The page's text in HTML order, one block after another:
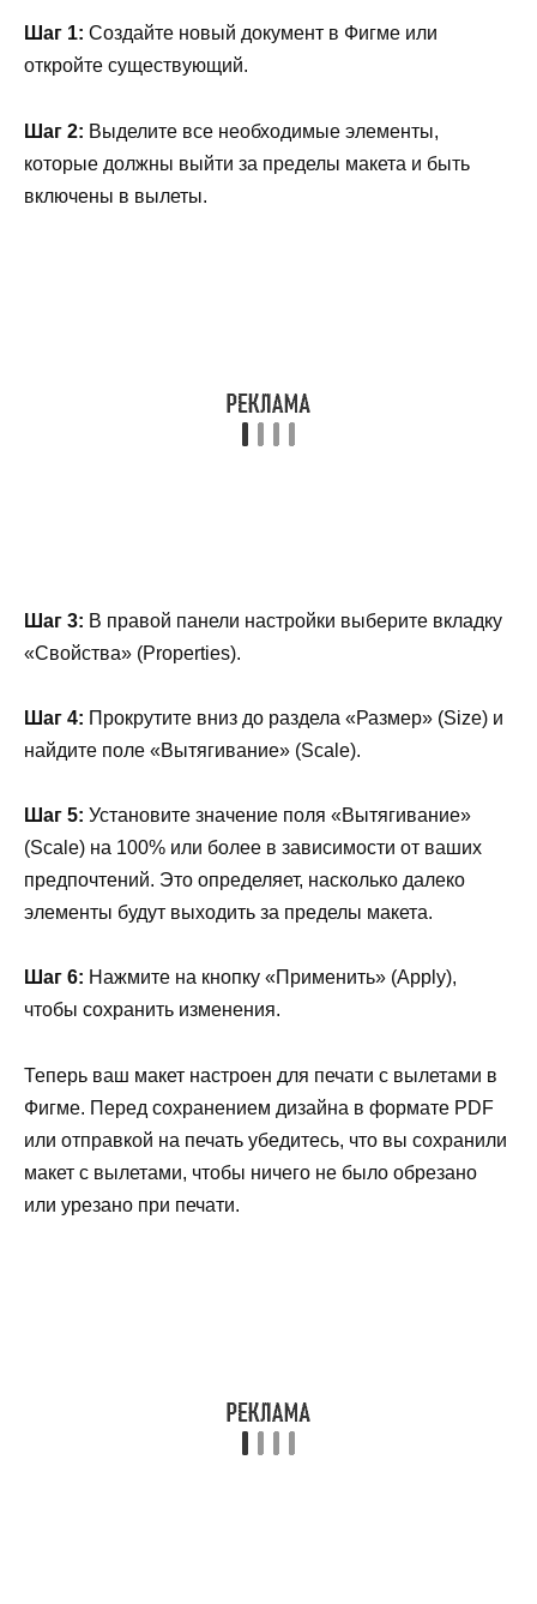
Шаг 1: Создайте новый документ в Фигме или
откройте существующий.
Шаг 2: Выделите все необходимые элементы,
которые должны выйти за пределы макета и быть
включены в вылеты.
Шаг 3: В правой панели настройки выберите вкладку
«Свойства» (Properties).
Шаг 4: Прокрутите вниз до раздела «Размер» (Size) и
найдите поле «Вытягивание» (Scale).
Шаг 5: Установите значение поля «Вытягивание»
(Scale) на 100% или более в зависимости от ваших
предпочтений. Это определяет, насколько далеко
элементы будут выходить за пределы макета.
Шаг 6: Нажмите на кнопку «Применить» (Apply),
чтобы сохранить изменения.
Теперь ваш макет настроен для печати с вылетами в
Фигме. Перед сохранением дизайна в формате PDF
или отправкой на печать убедитесь, что вы сохранили
макет с вылетами, чтобы ничего не было обрезано
или урезано при печати.